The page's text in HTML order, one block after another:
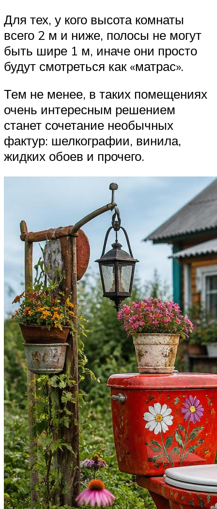
Для тех, у кого высота комнаты
всего 2 м и ниже, полосы не могут
быть шире 1 м, иначе они просто
будут смотреться как «матрас».
Тем не менее, в таких помещениях
очень интересным решением
станет сочетание необычных
фактур: шелкографии, винила,
жидких обоев и прочего.